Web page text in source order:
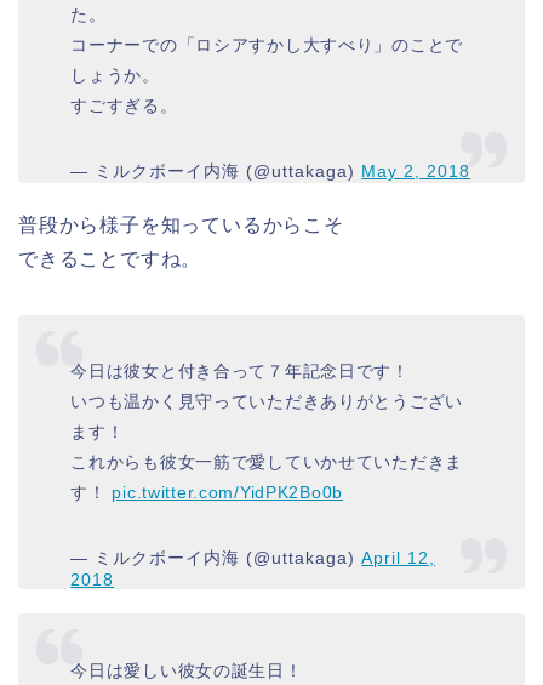
た。
コーナーでの「ロシアすかし大すべり」のことで
しょうか。
すごすぎる。
— ミルクボーイ内海 (@uttakaga) May 2, 2018
普段から様子を知っているからこそ
できることですね。
今日は彼女と付き合って７年記念日です！
いつも温かく見守っていただきありがとうござい
ます！
これからも彼女一筋で愛していかせていただきま
す！ pic.twitter.com/YidPK2Bo0b
— ミルクボーイ内海 (@uttakaga)April 12,
2018
今日は愛しい彼女の誕生日！